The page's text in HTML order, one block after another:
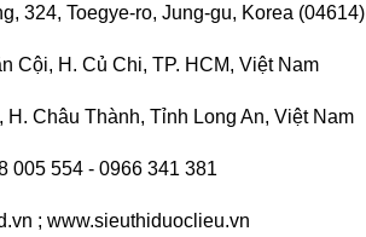
324, Toegye-ro, Jung-gu, Korea (04614)
Cội, H. Củ Chi, TP. HCM, Việt Nam
Châu Thành, Tỉnh Long An, Việt Nam
005 554 - 0966 341 381
; www.sieuthiduoclieu.vn